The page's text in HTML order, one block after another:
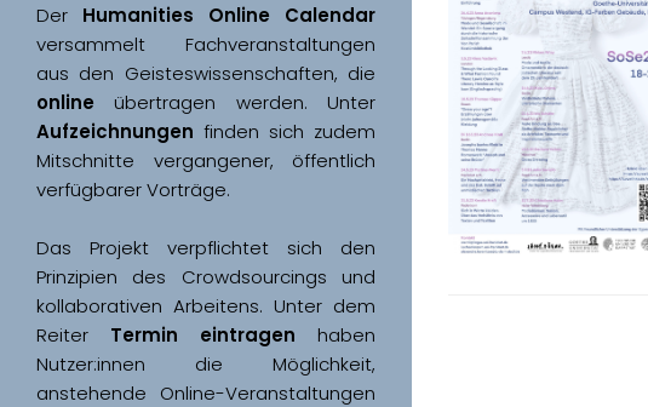
Der
versammelt Fachveranstaltungen
online
Aufzeichnungen finden sich zudem
Mitschnitte vergangener, öffentlich
Das Projekt verpflichtet sich den
Prinzipien des Crowdsourcings und
kollaborativen Arbeitens. Unter dem
Reiter Termin eintragen haben
Nutzer:innen die Möglichkeit,
anstehende Online-Veranstaltungen